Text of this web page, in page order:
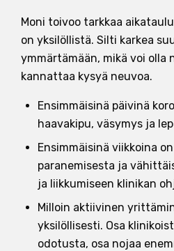
Moni toivoo tarkkaa
on yksilöllistä. Silti karkea
ymmärtämään, mikä voi olla
kannattaa kysyä neuvoa.
Ensimmäisinä päivinä
haavakipu, väsymys ja
Ensimmäisinä viikkoina
paranemisesta ja
ja liikkumiseen klinikan
Milloin aktiivinen
yksilöllisesti. Osa
odotusta, osa nojaa